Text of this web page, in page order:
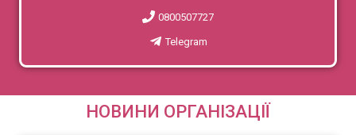
0800507727
Telegram
НОВИНИ ОРГАНІЗАЦІЇ